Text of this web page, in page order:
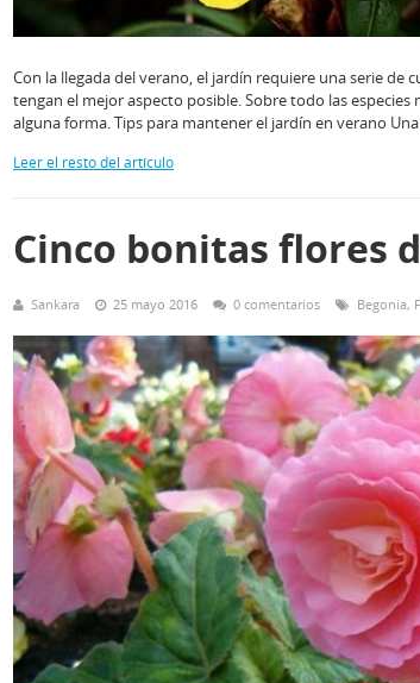
Con la llegada del verano, el jardín requiere una serie de
tengan el mejor aspecto posible. Sobre todo las
alguna forma. Tips para mantener el jardín en verano
Leer el resto del artículo
Cinco bonitas flores
Sankara 25 mayo 2016 0 comentarios Begonia,